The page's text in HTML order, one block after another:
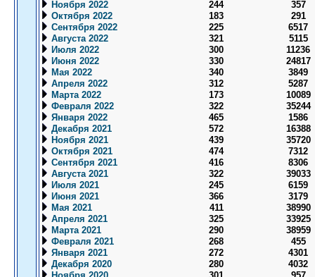
Ноября 2022
244
357
Октября 2022
183
291
Сентября 2022
225
6517
Августа 2022
321
5115
Июля 2022
300
11236
Июня 2022
330
24817
Мая 2022
340
3849
Апреля 2022
312
5287
Марта 2022
173
10089
Февраля 2022
322
35244
Января 2022
465
1586
Декабря 2021
572
16388
Ноября 2021
439
35720
Октября 2021
474
7312
Сентября 2021
416
8306
Августа 2021
322
39033
Июля 2021
245
6159
Июня 2021
366
3179
Мая 2021
411
38990
Апреля 2021
325
33925
Марта 2021
290
38959
Февраля 2021
268
455
Января 2021
272
4301
Декабря 2020
280
4032